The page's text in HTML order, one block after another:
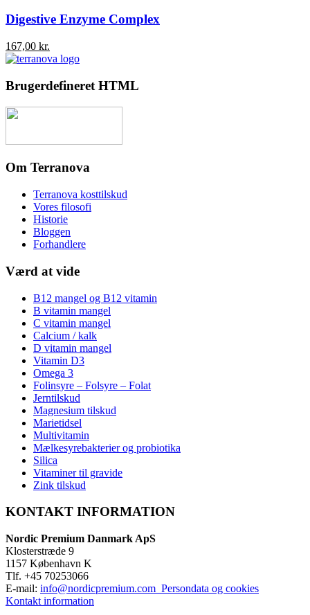
Digestive Enzyme Complex
167,00 kr.
Brugerdefineret HTML
Om Terranova
Terranova kosttilskud
Vores filosofi
Historie
Bloggen
Forhandlere
Værd at vide
B12 mangel og B12 vitamin
B vitamin mangel
C vitamin mangel
Calcium / kalk
D vitamin mangel
Vitamin D3
Omega 3
Folinsyre – Folsyre – Folat
Jerntilskud
Magnesium tilskud
Marietidsel
Multivitamin
Mælkesyrebakterier og probiotika
Silica
Vitaminer til gravide
Zink tilskud
KONTAKT INFORMATION
Nordic Premium Danmark ApS
Klosterstræde 9
1157 København K
Tlf. +45 70253066
E-mail: info@nordicpremium.com Persondata og cookies
Kontakt information